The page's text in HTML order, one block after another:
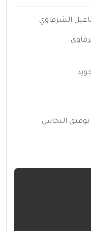
الشرقاوي
النحاس